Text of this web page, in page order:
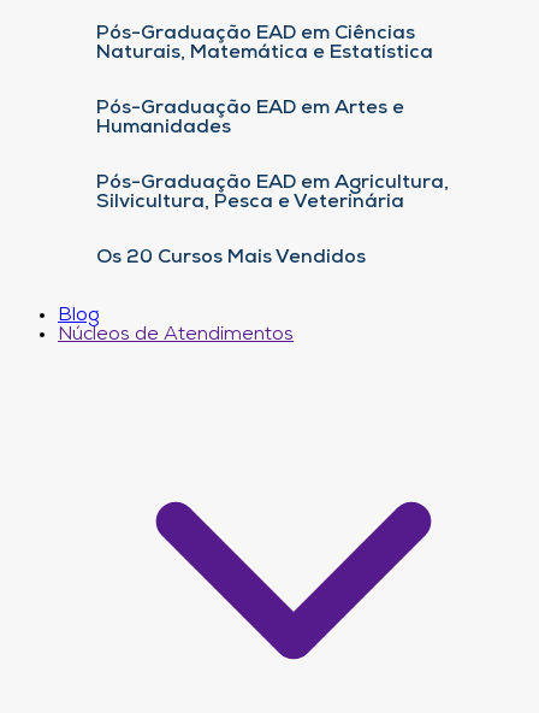
Pós-Graduação EAD em Ciências
Naturais, Matemática e Estatística
Pós-Graduação EAD em Artes e
Humanidades
Pós-Graduação EAD em Agricultura,
Silvicultura, Pesca e Veterinária
Os 20 Cursos Mais Vendidos
Blog
Núcleos de Atendimentos